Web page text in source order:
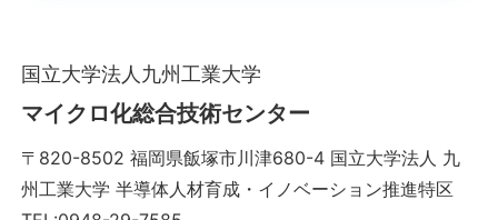
国立大学法人九州工業大学
マイクロ化総合技術センター
〒820-8502 福岡県飯塚市川津680-4 国立大学法人 九
州工業大学 半導体人材育成・イノベーション推進特区